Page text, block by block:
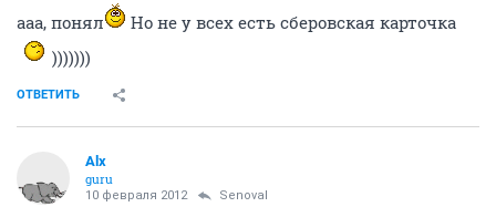
ааа, понял
Но не у всех есть сберовская карточка
)))))))
ОТВЕТИТЬ
Alx
guru
10 февраля 2012 Senoval